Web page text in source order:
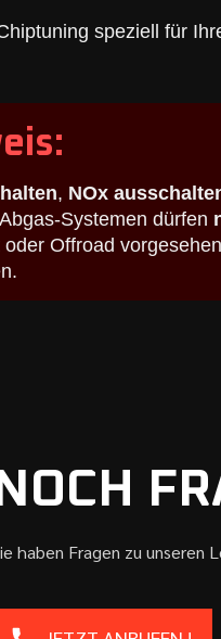
speziell für
, NOx
Systemen dürfen
Offroad
NOCH
haben Fragen zu unseren